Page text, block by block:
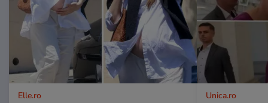
Elle.ro Unica.ro